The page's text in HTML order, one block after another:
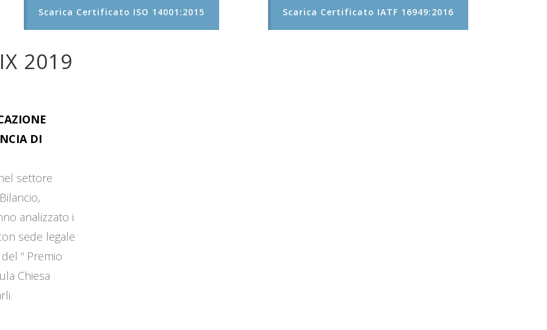
Scarica Certificato ISO 14001:2015 Scarica Certificato IATF 16949:2016
2019
DI
settore
analizzato i
sede legale
“ Premio
Chiesa